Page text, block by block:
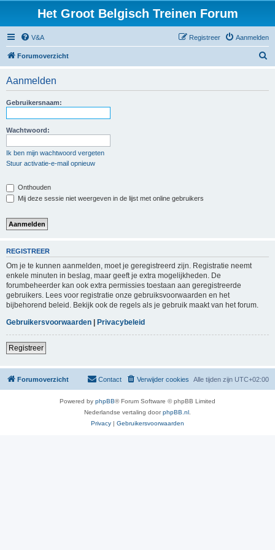
Het Groot Belgisch Treinen Forum
V&A Aanmelden
Registreer
Forumoverzicht
Aanmelden
Gebruikersnaam:
Wachtwoord:
Ik ben mijn wachtwoord vergeten
Stuur activatie-e-mail opnieuw
Onthouden
Mij deze sessie niet weergeven in de lijst met online gebruikers
REGISTREER
Om je te kunnen aanmelden, moet je geregistreerd zijn. Registratie neemt
enkele minuten in beslag, maar geeft je extra mogelijkheden. De
forumbeheerder kan ook extra permissies toestaan aan geregistreerde
gebruikers. Lees voor registratie onze gebruiksvoorwaarden en het
bijbehorend beleid. Bekijk ook de regels als je gebruik maakt van het forum.
Gebruikersvoorwaarden | Privacybeleid
Registreer
Forumoverzicht Alle tijden zijn UTC+02:00
Verwijder cookies
Contact
Powered by phpBB® Forum Software © phpBB Limited
Nederlandse vertaling doorphpBB.nl
Privacy | Gebruikersvoorwaarden